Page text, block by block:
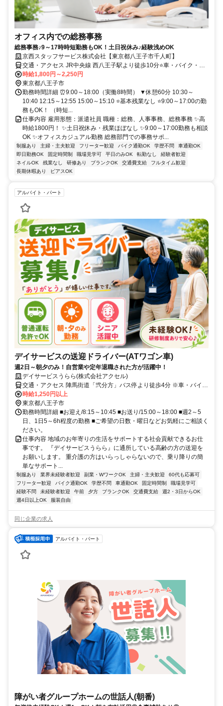
オフィス内での総務事務
総務事務♪9～17時時短勤務もOK！土日祝休み♪経験浅めOK
京西スタッフサービス株式会社【東京都八王子市千人町】
交通・アクセス JR中央線 西八王子駅より徒歩10分⭐車・バイク・自
転車通勤可能
時給1,800円～2,250円
東京都八王子市
勤務時間詳細 ⏰9:00～18:00（実働8時間） ▼休憩60分 10:30～
10:40 12:15～12:55 15:00～15:10 ⭐基本残業なし ⭐9:00～17:00の勤
務もOK！ （時短...
仕事内容 雇用形態：派遣社員 職種：総務、人事事務、総務事務 ✨高
時給1800円！ ✨土日祝休み・残業ほぼなし ✨9:00～17:00勤務も相談
OK ✨オフィスカジュアル勤務 総務部門での事務サポ...
制服あり 主婦・主夫歓迎 フリーター歓迎 バイク通勤OK 学歴不問
車通勤OK
即日勤務OK
固定時間制 職場見学可 平日のみOK 転勤なし
経験者歓迎
ネイルOK
残業なし 研修あり ブランクOK 交通費支給
フルタイム歓迎
長期休暇あり
ピアスOK
アルバイト・パート
デイサービスの送迎ドライバー(ATワゴン車)
週2日～朝夕のみ！自営業や定年退職された方が活躍中！
デイサービスうらら(株式会社アクセル)
交通・アクセス 陣馬街道「弐分方」バス停より徒歩4分 ※車・バイク
通勤OK！
時給1,250円以上
東京都八王子市
勤務時間詳細 ■お迎え/8:15～10:45 ■お送り/15:00～18:00 ■週2～5
日、1日5～6h程度の勤務 ■ご希望の日数・曜日などお気軽にご相談く
ださい。
仕事内容 地域のお年寄りの生活をサポートする社会貢献できるお仕
事です。 『デイサービスうらら』に通所している高齢の方の送迎を
お願いします。 重介護の方はいらっしゃらないので、乗り降りの簡
単なサポート...
制服あり 業界未経験者歓迎 副業・WワークOK 主婦・主夫歓迎
60代も応募可
フリーター歓迎
バイク通勤OK 学歴不問 車通勤OK 固定時間制
職場見学可
経験不問
未経験者歓迎 午前 夕方 ブランクOK 交通費支給
週2・3日からOK
週4日以上OK
服装自由
同じ企業の求人
アルバイト・パート
障がい者グループホームの世話人(朝番)